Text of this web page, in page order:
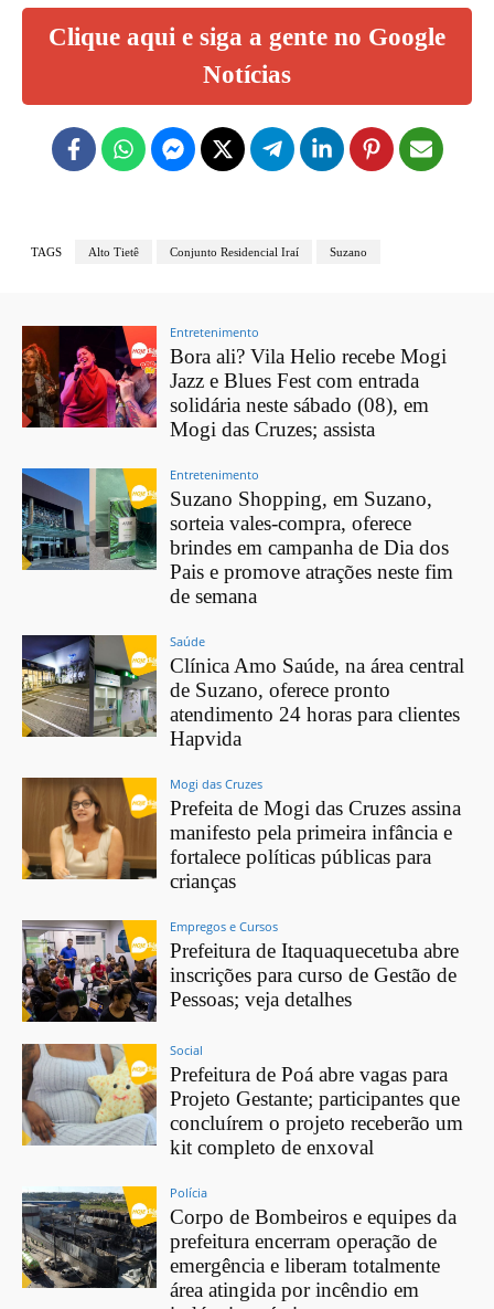
Clique aqui e siga a gente no Google
Notícias
TAGS Alto Tietê Conjunto Residencial Iraí Suzano
Entretenimento
Bora ali? Vila Helio recebe Mogi
Jazz e Blues Fest com entrada
solidária neste sábado (08), em
Mogi das Cruzes; assista
Entretenimento
Suzano Shopping, em Suzano,
sorteia vales-compra, oferece
brindes em campanha de Dia dos
Pais e promove atrações neste fim
de semana
Saúde
Clínica Amo Saúde, na área central
de Suzano, oferece pronto
atendimento 24 horas para clientes
Hapvida
Mogi das Cruzes
Prefeita de Mogi das Cruzes assina
manifesto pela primeira infância e
fortalece políticas públicas para
crianças
Empregos e Cursos
Prefeitura de Itaquaquecetuba abre
inscrições para curso de Gestão de
Pessoas; veja detalhes
Social
Prefeitura de Poá abre vagas para
Projeto Gestante; participantes que
concluírem o projeto receberão um
kit completo de enxoval
Polícia
Corpo de Bombeiros e equipes da
prefeitura encerram operação de
emergência e liberam totalmente
área atingida por incêndio em